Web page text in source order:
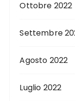
Ottobre 2022
Settembre
Agosto 2022
Luglio 2022